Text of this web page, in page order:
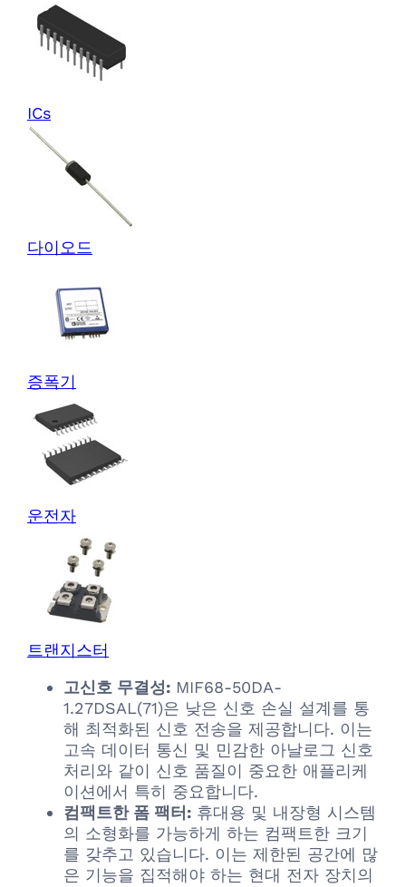
ICs
다이오드
증폭기
운전자
트랜지스터
고신호 무결성: MIF68-50DA-
1.27DSAL(71)은 낮은 신호 손실 설계를 통
해 최적화된 신호 전송을 제공합니다. 이는
고속 데이터 통신 및 민감한 아날로그 신호
처리와 같이 신호 품질이 중요한 애플리케
이션에서 특히 중요합니다.
컴팩트한 폼 팩터: 휴대용 및 내장형 시스템
의 소형화를 가능하게 하는 컴팩트한 크기
를 갖추고 있습니다. 이는 제한된 공간에 많
은 기능을 집적해야 하는 현대 전자 장치의